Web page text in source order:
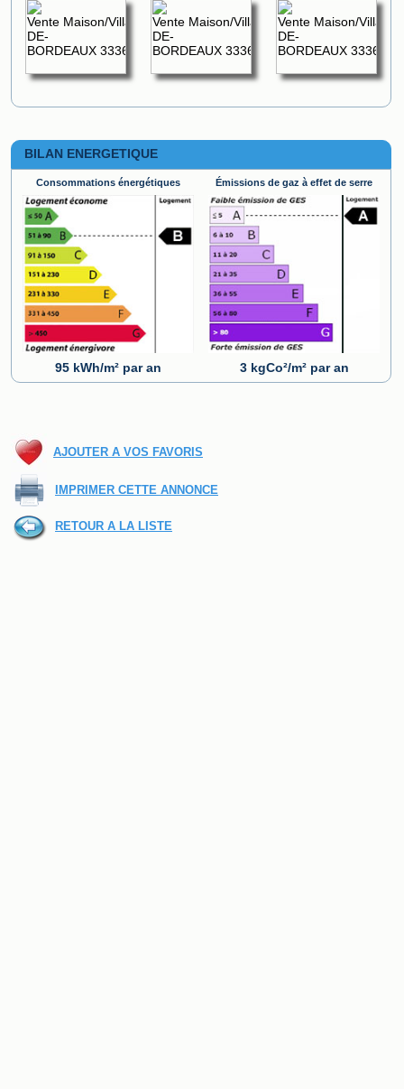
BILAN ENERGETIQUE
Consommations énergétiques Émissions de gaz à effet de serre
95 kWh/m² par an 3 kgCo²/m² par an
AJOUTER A VOS FAVORIS
IMPRIMER CETTE ANNONCE
RETOUR A LA LISTE